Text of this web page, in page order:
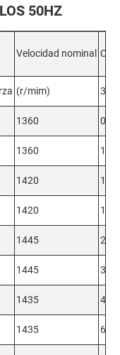
50HZ
Velocidad nominal
(r/mim)
1360 0.81
1360 1.14
1420 1.57
1420 1.86
1445 2.68
1445 3.61
1435 4.93
1435 6.66